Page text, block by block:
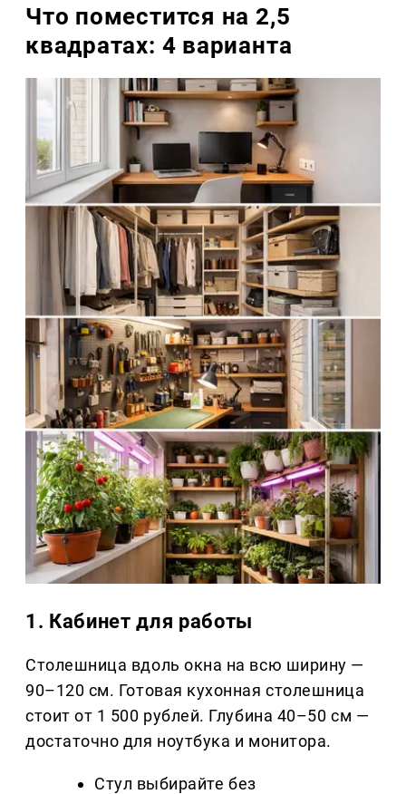
Что поместится на 2,5
квадратах: 4 варианта
1. Кабинет для работы
Столешница вдоль окна на всю ширину —
90–120 см. Готовая кухонная столешница
стоит от 1 500 рублей. Глубина 40–50 см —
достаточно для ноутбука и монитора.
Стул выбирайте без